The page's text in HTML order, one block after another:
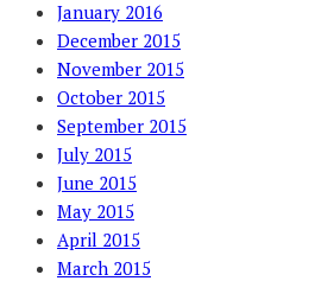
January 2016
December 2015
November 2015
October 2015
September 2015
July 2015
June 2015
May 2015
April 2015
March 2015